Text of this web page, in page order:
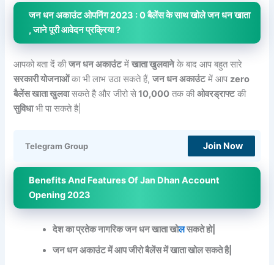
जन धन अकाउंट ओपनिंग 2023 : 0 बैलेंस के साथ खोले जन धन खाता
, जाने पूरी आवेदन प्रक्रिया ?
आपको बता दें कीजन धन अकाउंटमेंखाता खुलवानेके बाद आप बहुत सारे
सरकारी योजनाओंका भी लाभ उठा सकते हैं,जन धन अकाउंटमें आप zero
बैलेंस खाता खुलवासकते है और जीरो से10,000 तक कीओवरड्राफ्टकी
सुविधाभी पा सकते है|
Telegram Group Join Now
Benefits And Features Of Jan Dhan Account
Opening 2023
देश का प्रतेक नागरिक जन धन खाता खोलसकते हो|
जन धन अकाउंट में आप जीरो बैलेंस में खाता खोल सकते है|